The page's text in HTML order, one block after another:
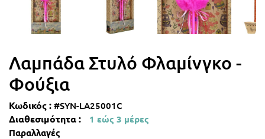
Λαμπάδες με μονόκερους
Λαμπάδες με πριγκίπισσες
Λαμπάδες goth
Λαμπάδες αθλήματα
Λαμπάδα Στυλό Φλαμίνγκο -
Φούξια
Κωδικός : #SYN-LA25001C
Διαθεσιμότητα :
1 εώς 3 μέρες
Παραλλαγές